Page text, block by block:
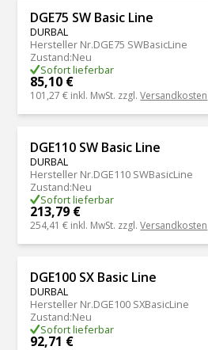
DGE75 SW Basic Line
DURBAL
Hersteller Nr.DGE75 SWBasicLine
Zustand:Neu
Sofort lieferbar
85,10 €
101,27 € inkl. MwSt. zzgl.Versandkosten
DGE110 SW Basic Line
DURBAL
Hersteller Nr.DGE110 SWBasicLine
Zustand:Neu
Sofort lieferbar
213,79 €
254,41 € inkl. MwSt. zzgl.Versandkosten
DGE100 SX Basic Line
DURBAL
Hersteller Nr.DGE100 SXBasicLine
Zustand:Neu
Sofort lieferbar
92,71 €